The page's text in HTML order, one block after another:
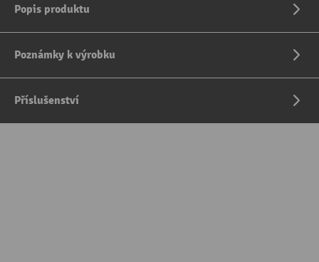
Popis produktu
Poznámky k výrobku
Příslušenství